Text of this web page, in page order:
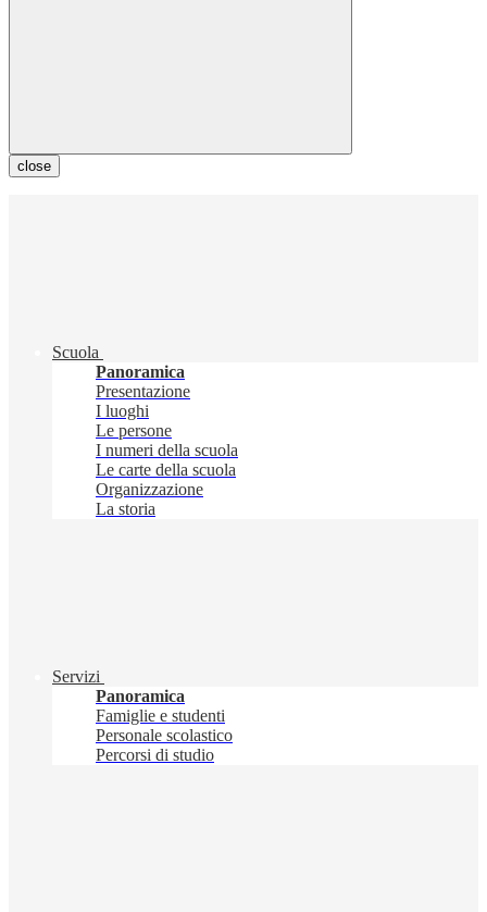
close
Scuola
Panoramica
Presentazione
I luoghi
Le persone
I numeri della scuola
Le carte della scuola
Organizzazione
La storia
Servizi
Panoramica
Famiglie e studenti
Personale scolastico
Percorsi di studio